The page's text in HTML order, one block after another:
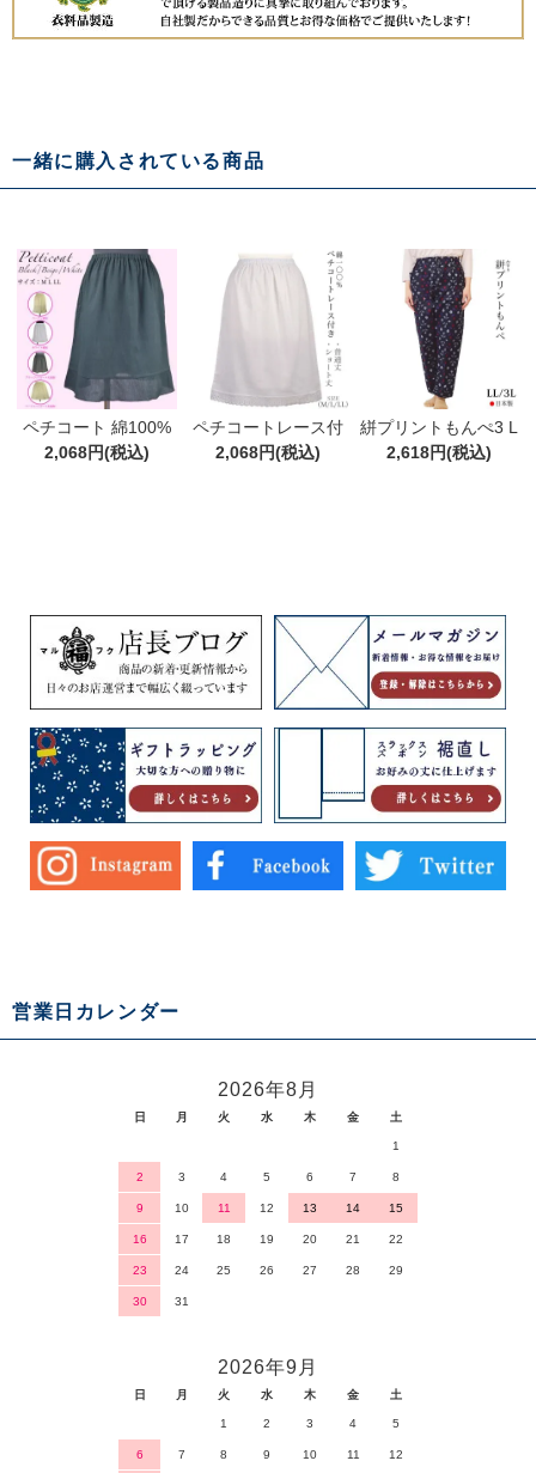
一緒に購入されている商品
ペチコート 綿100%
ブラック・ベージ
2,068円(税込)
ペチコートレース付
普通丈&ショート丈
2,068円(税込)
絣プリントもんぺ3 L
L/3L 綿100% 大きい
2,618円(税込)
営業日カレンダー
2026年8月
日 月 火 水 木 金 土
1
2 3 4 5 6 7 8
9 10 11 12 13 14 15
16 17 18 19 20 21 22
23 24 25 26 27 28 29
30 31
2026年9月
日 月 火 水 木 金 土
1 2 3 4 5
6 7 8 9 10 11 12